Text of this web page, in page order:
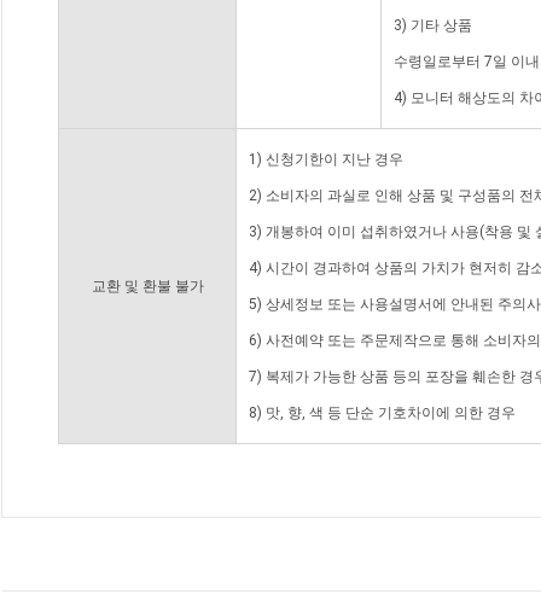
3) 기타 상품
수령일로부터 7일 이
4) 모니터 해상도의 차
교환 및 환불 불가
1) 신청기한이 지난 경우
2) 소비자의 과실로 인해 상품 및 구성품의
3) 개봉하여 이미 섭취하였거나 사용(착용 및
4) 시간이 경과하여 상품의 가치가 현저히 감
5) 상세정보 또는 사용설명서에 안내된 주의
6) 사전예약 또는 주문제작으로 통해 소비자
7) 복제가 가능한 상품 등의 포장을 훼손한 경
8) 맛, 향, 색 등 단순 기호차이에 의한 경우